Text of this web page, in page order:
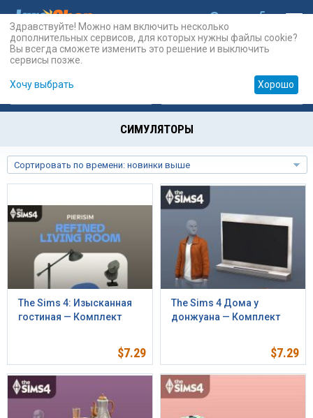
Карты Prepaid
СИМУЛЯТОРЫ
Сортировать по времени: новинки выше
The Sims 4: Изысканная
гостиная — Комплект
$7.29
The Sims 4 Дома у
донжуана — Комплект
$7.29
Здравствуйте! Можно нам включить несколько
дополнительных сервисов, для которых нужны файлы cookie?
Вы всегда сможете изменить это решение и выключить
сервисы позже.
Хочу выбрать Хорошо